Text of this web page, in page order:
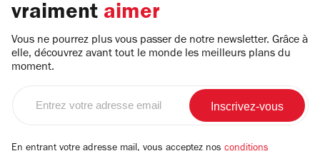
vraiment aimer
Vous ne pourrez plus vous passer de notre newsletter. Grâce à
elle, découvrez avant tout le monde les meilleurs plans du
moment.
email
En entrant votre adresse mail, vous acceptez nos conditions